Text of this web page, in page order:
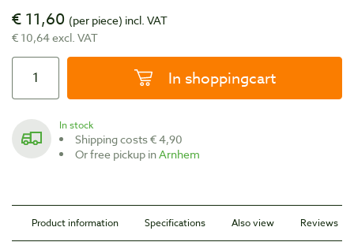
€ 11,60 (per piece) incl. VAT
€ 10,64 excl. VAT
In shoppingcart
In stock
Shipping costs € 4,90
Or free pickup inArnhem
Product information Specifications Also view Reviews